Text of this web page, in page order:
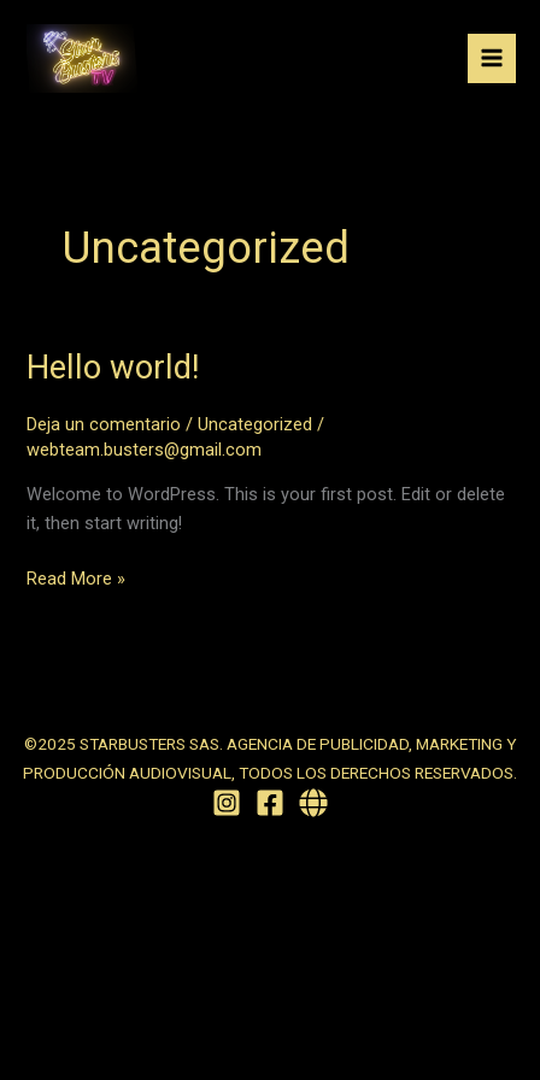
contenido
Uncategorized
Hello world!
Deja un comentario /Uncategorized /
webteam.busters@gmail.com
Welcome to WordPress. This is your first post. Edit or delete
it, then start writing!
Hello
Read More »
©2025 STARBUSTERS SAS. AGENCIA DE PUBLICIDAD, MARKETING Y
PRODUCCIÓN AUDIOVISUAL, TODOS LOS DERECHOS RESERVADOS.